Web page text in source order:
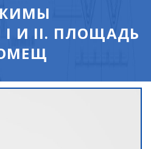
I И II. ПЛОЩАДЬ